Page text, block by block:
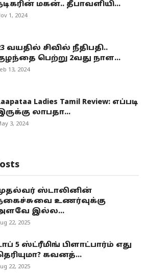
மகன்.. தீபாவளியி...
1, 2024
வயதில் சிவில் நீதிபதி..
பெற்று 2வது நாள...
13, 2024
Ladies Tamil Review: எப்படி
லாபதா...
3, 2024
ஸ்டாலினின்
உணர்வுக்கு
இல்ல...
22, 2025
5 ஸ்ட்ரீமிங் பிளாட்பார்ம் எது
கவனத்...
22, 2025